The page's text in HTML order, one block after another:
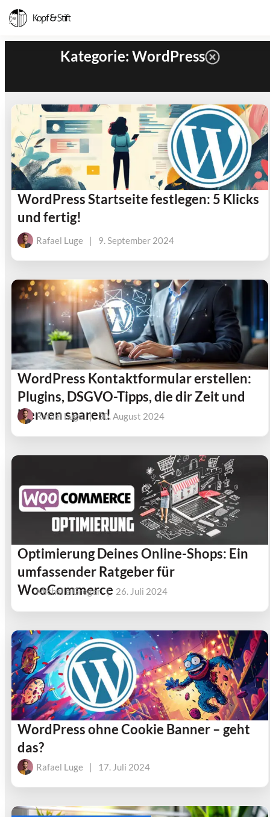
Kategorie: WordPress
WordPress Startseite festlegen: 5 Klicks
und fertig!
Rafael Luge 9. September 2024
WordPress Kontaktformular erstellen:
Plugins, DSGVO-Tipps, die dir Zeit und
Nerven sparen!
Rafael Luge | 30. August 2024
Optimierung Deines Online-Shops: Ein
umfassender Ratgeber für
WooCommerce
Michelle Greger | 26. Juli 2024
WordPress ohne Cookie Banner – geht
das?
Rafael Luge | 17. Juli 2024